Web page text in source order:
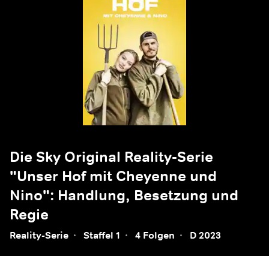
Die Sky Original Reality-Serie
"Unser Hof mit Cheyenne und
Nino": Handlung, Besetzung und
Regie
Reality-Serie · Staffel 1 · 4 Folgen · D 2023